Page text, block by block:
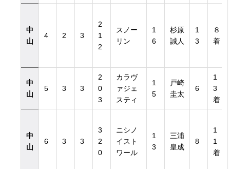
中
山
4 2 3
2
1
2
スノー
リン
1
6
杉原
誠人
1
3
８
着
中
山
5 3 3
2
0
3
カラヴ
ァジェ
スティ
1
5
戸崎
圭太
6
1
3
着
中
山
6 3 3
3
2
0
ニシノ
イスト
ワール
1
3
三浦
皇成
8
1
1
着